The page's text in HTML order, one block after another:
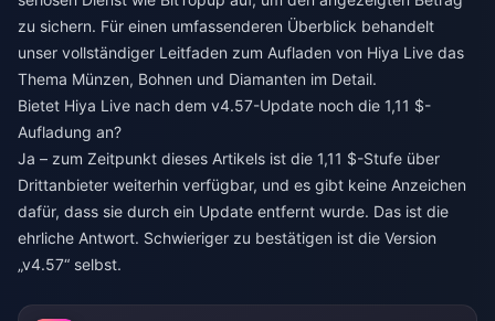
zu sichern. Für einen umfassenderen Überblick behandelt
unser vollständiger Leitfaden zum Aufladen von Hiya Live das
Thema Münzen, Bohnen und Diamanten im Detail.
Bietet Hiya Live nach dem v4.57-Update noch die 1,11 $-
Aufladung an?
Ja – zum Zeitpunkt dieses Artikels ist die 1,11 $-Stufe über
Drittanbieter weiterhin verfügbar, und es gibt keine Anzeichen
dafür, dass sie durch ein Update entfernt wurde. Das ist die
ehrliche Antwort. Schwieriger zu bestätigen ist die Version
„v4.57“ selbst.